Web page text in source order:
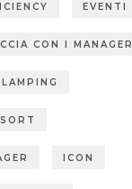
EVENTI
CON I MANAGER
ICON